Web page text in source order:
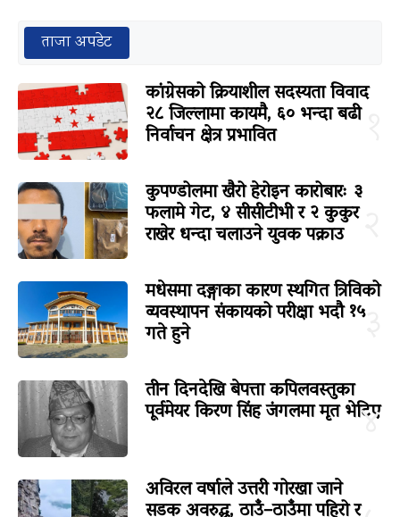
ताजा अपडेट
कांग्रेसको क्रियाशील सदस्यता विवाद
२८ जिल्लामा कायमै, ६० भन्दा बढी
निर्वाचन क्षेत्र प्रभावित
कुपण्डोलमा खैरो हेरोइन कारोबारः ३
फलामे गेट, ४ सीसीटीभी र २ कुकुर
राखेर धन्दा चलाउने युवक पक्राउ
३
मधेसमा दङ्गाका कारण स्थगित त्रिविको
व्यवस्थापन संकायको परीक्षा भदौ १५
गते हुने
४
तीन दिनदेखि बेपत्ता कपिलवस्तुका
पूर्वमेयर किरण सिंह जंगलमा मृत भेटिए
अविरल वर्षाले उत्तरी गोरखा जाने